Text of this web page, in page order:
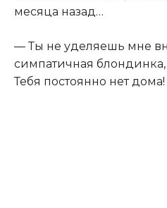
месяца назад…
— Ты не уделяешь мне
симпатичная
Тебя постоянно нет дома!